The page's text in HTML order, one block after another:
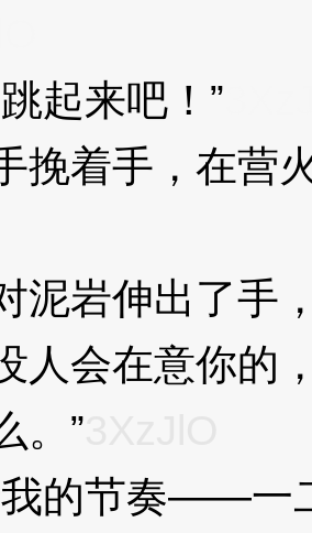
来吧！”
着手，在营火
岩伸出了手，
人会在意你的
。”
节奏——一